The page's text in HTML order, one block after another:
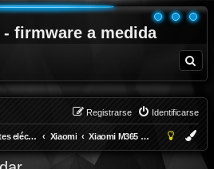
- firmware a medida
u
Identificarse
Registrarse
Patinetes eléctricos Xiaomi Xiaomi M365 estándar